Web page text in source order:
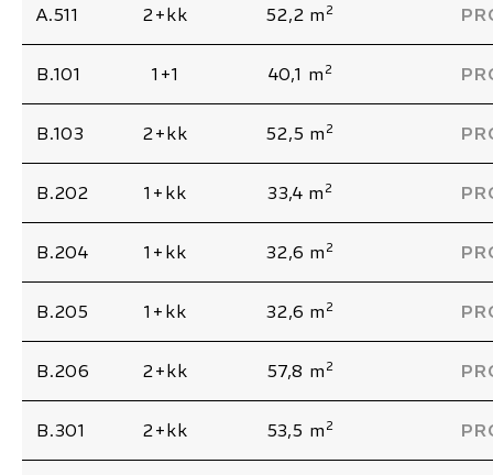
A.511 2+kk 52,2 m 2
B.101 1+1 40,1 m 2
B.103 2+kk 52,5 m 2
B.202 1+kk 33,4 m 2
B.204 1+kk 32,6 m 2
B.205 1+kk 32,6 m 2
B.206 2+kk 57,8 m 2
B.301 2+kk 53,5 m 2